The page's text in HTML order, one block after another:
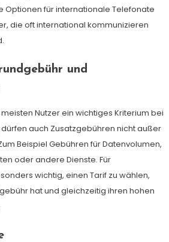
Optionen für internationale Telefonate
die oft international kommunizieren
und
Nutzer ein wichtiges Kriterium bei
dürfen auch Zusatzgebühren nicht außer
Beispiel Gebühren für Datenvolumen,
oder andere Dienste. Für
wichtig, einen Tarif zu wählen,
hat und gleichzeitig ihren hohen